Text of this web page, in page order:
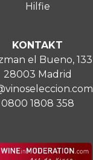
Hilfie
KONTAKT
el Bueno, 133
28003 Madrid
0800 1808 358